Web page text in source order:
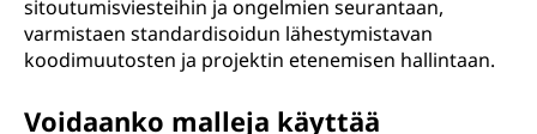
sitoutumisviesteihin ja ongelmien seurantaan,
varmistaen standardisoidun lähestymistavan
koodimuutosten ja projektin etenemisen hallintaan.
Voidaanko malleja käyttää